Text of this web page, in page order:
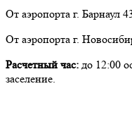
От аэропорта г. Барнаул
От аэропорта г.
Расчетный час: до 12:00
заселение.